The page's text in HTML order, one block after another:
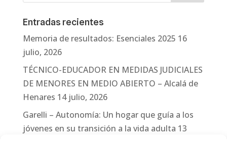
Entradas recientes
Memoria de resultados: Esenciales 2025 16
julio, 2026
TÉCNICO-EDUCADOR EN MEDIDAS JUDICIALES
DE MENORES EN MEDIO ABIERTO – Alcalá de
Henares 14 julio, 2026
Garelli – Autonomía: Un hogar que guía a los
jóvenes en su transición a la vida adulta 13